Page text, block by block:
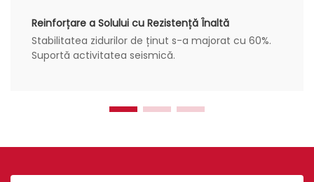
Reinforțare a Solului cu Rezistență Înaltă
Stabilitatea zidurilor de ținut s-a majorat cu 60%.
Suportă activitatea seismică.